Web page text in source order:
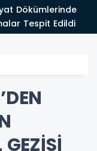
Tespit Edildi